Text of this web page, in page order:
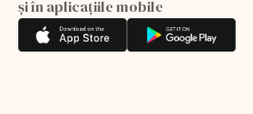
și în aplicațiile mobile